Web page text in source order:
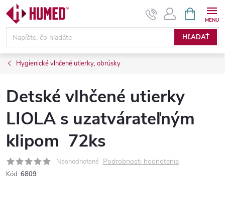
Prejsť
obsah
HĽADAŤ
KOŠÍK
Hygienické vlhčené utierky, obrúsky
Detské vlhčené utierky
LIOLA s uzatvárateľným
klipom 72ks
Neohodnotené Podrobnosti hodnotenia
Kód: 6809